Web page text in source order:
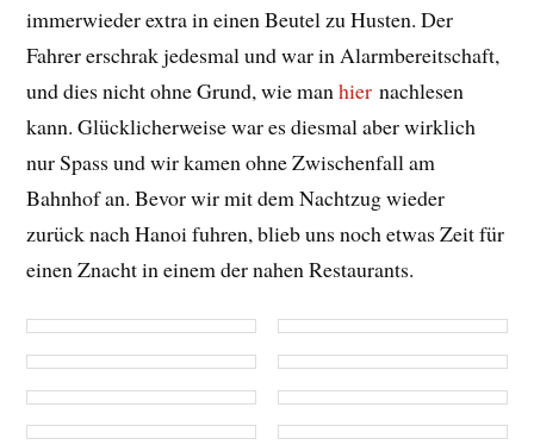
immerwieder extra in einen Beutel zu Husten. Der
Fahrer erschrak jedesmal und war in Alarmbereitschaft,
und dies nicht ohne Grund, wie manhier nachlesen
kann. Glücklicherweise war es diesmal aber wirklich
nur Spass und wir kamen ohne Zwischenfall am
Bahnhof an. Bevor wir mit dem Nachtzug wieder
zurück nach Hanoi fuhren, blieb uns noch etwas Zeit für
einen Znacht in einem der nahen Restaurants.